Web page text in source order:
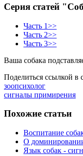
Серия статей
Часть 1>>
Часть 2>>
Часть 3>>
Ваша собака
Поделиться ссылкой в
зоопсихолог
сигналы примирения
Похожие статьи
Воспитание
О доминировании
Язык собак -